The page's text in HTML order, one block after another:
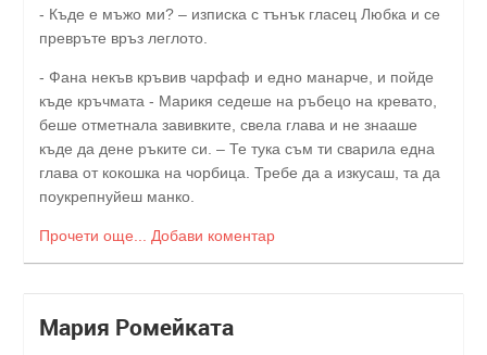
- Къде е мъжо ми? – изписка с тънък гласец Любка и се
превръте връз леглото.
- Фана некъв кръвив чарфаф и едно манарче, и пойде
къде кръчмата - Марикя седеше на ръбецо на кревато,
беше отметнала завивките, свела глава и не знааше
къде да дене ръките си. – Те тука съм ти сварила една
глава от кокошка на чорбица. Требе да а изкусаш, та да
поукрепнуйеш манко.
Прочети още... Добави коментар
Мария Ромейката